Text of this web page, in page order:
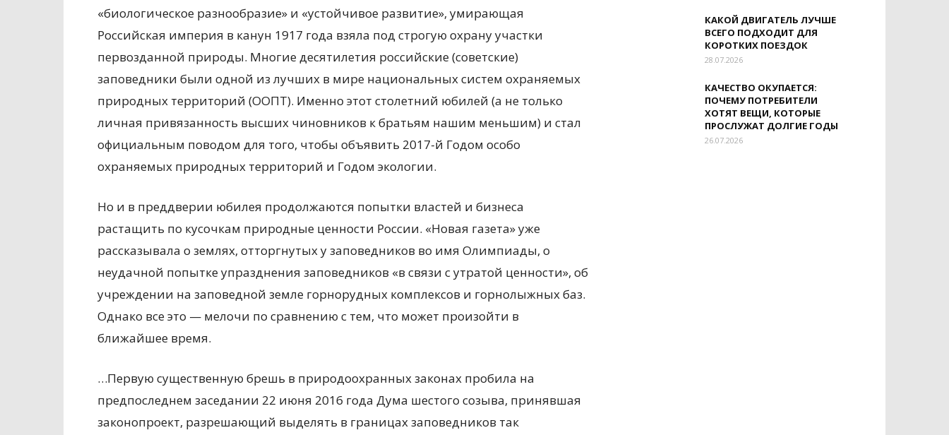
«биологическое разнообразие» и «устойчивое развитие», умирающая
Российская империя в канун 1917 года взяла под строгую охрану участки
первозданной природы. Многие десятилетия российские (советские)
заповедники были одной из лучших в мире национальных систем охраняемых
природных территорий (ООПТ). Именно этот столетний юбилей (а не только
личная привязанность высших чиновников к братьям нашим меньшим) и стал
официальным поводом для того, чтобы объявить 2017-й Годом особо
охраняемых природных территорий и Годом экологии.
Но и в преддверии юбилея продолжаются попытки властей и бизнеса
растащить по кусочкам природные ценности России. «Новая газета» уже
рассказывала о землях, отторгнутых у заповедников во имя Олимпиады, о
неудачной попытке упразднения заповедников «в связи с утратой ценности», об
учреждении на заповедной земле горнорудных комплексов и горнолыжных баз.
Однако все это — мелочи по сравнению с тем, что может произойти в
ближайшее время.
…Первую существенную брешь в природоохранных законах пробила на
предпоследнем заседании 22 июня 2016 года Дума шестого созыва, принявшая
законопроект, разрешающий выделять в границах заповедников так
КАКОЙ ДВИГАТЕЛЬ ЛУЧШЕ
ВСЕГО ПОДХОДИТ ДЛЯ
КОРОТКИХ ПОЕЗДОК
28.07.2026
КАЧЕСТВО ОКУПАЕТСЯ:
ПОЧЕМУ ПОТРЕБИТЕЛИ
ХОТЯТ ВЕЩИ, КОТОРЫЕ
ПРОСЛУЖАТ ДОЛГИЕ ГОДЫ
26.07.2026